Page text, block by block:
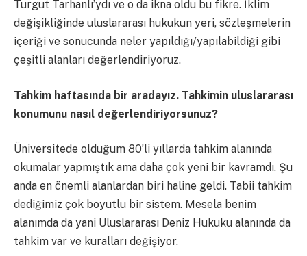
Turgut Tarhanlı’ydı ve o da ikna oldu bu fikre. İklim
değişikliğinde uluslararası hukukun yeri, sözleşmelerin
içeriği ve sonucunda neler yapıldığı/yapılabildiği gibi
çeşitli alanları değerlendiriyoruz.
Tahkim haftasında bir aradayız. Tahkimin uluslararası
konumunu nasıl değerlendiriyorsunuz?
Üniversitede olduğum 80’li yıllarda tahkim alanında
okumalar yapmıştık ama daha çok yeni bir kavramdı. Şu
anda en önemli alanlardan biri haline geldi. Tabii tahkim
dediğimiz çok boyutlu bir sistem. Mesela benim
alanımda da yani Uluslararası Deniz Hukuku alanında da
tahkim var ve kuralları değişiyor.